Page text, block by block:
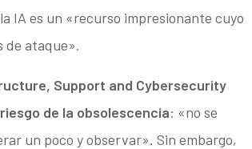
IA es un «recurso impresionante cuyo
de ataque».
Support and Cybersecurity
riesgo de la obsolescencia: «no se
un poco y observar». Sin embargo,